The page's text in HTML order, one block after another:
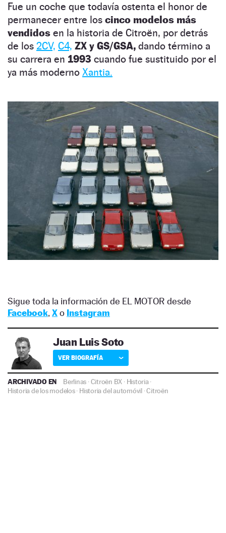
Fue un coche que todavía ostenta el honor de
permanecer entre los cinco modelos más
vendidos en la historia de Citroën, por detrás
de los 2CV, C4, ZX y GS/GSA, dando término a
su carrera en 1993 cuando fue sustituido por el
ya más moderno Xantia.
Sigue toda la información de EL MOTOR desde
Facebook, Xo Instagram
Juan Luis Soto
VER BIOGRAFÍA
ARCHIVADO EN Berlinas ·Citroën BX · Historia·
Historia de los modelos· Historia del automóvil·Citroën